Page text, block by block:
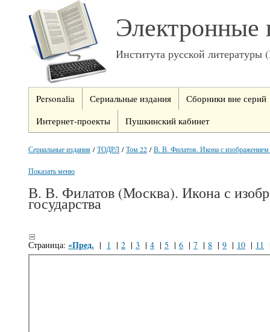
Электронные
Института русской
Personalia Сериальные издания
Сборники вне серий
Интернет-проекты
Пушкинский кабинет
Сериальные издания /ТОДРЛ /Том 22 /В. В. Филатов. Икона с
Показать меню
В. В. Филатов (Москва). Икона с
государства
Страница: «Пред. | 1 | 2 | 3 | 4 | 5 | 6 | 7 | 8 | 9 | 10 | 11